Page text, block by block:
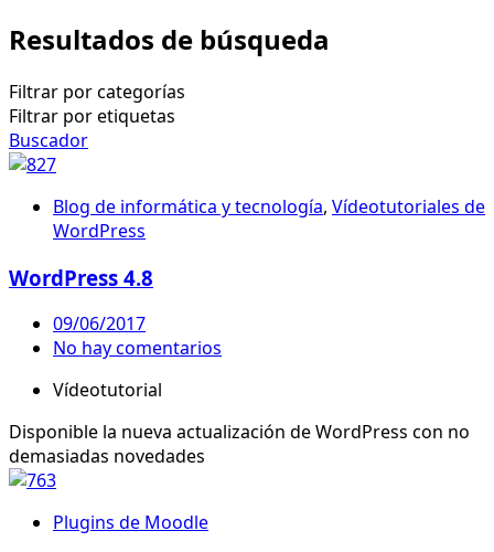
Resultados de búsqueda
Filtrar por categorías
Filtrar por etiquetas
Buscador
Blog de informática y tecnología, Vídeotutoriales de
WordPress
WordPress 4.8
09/06/2017
No hay comentarios
Vídeotutorial
Disponible la nueva actualización de WordPress con no
demasiadas novedades
Plugins de Moodle